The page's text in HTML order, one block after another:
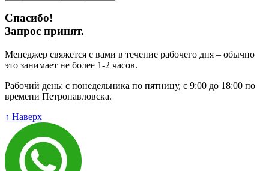
Спасибо!
Запрос принят.
Менеджер свяжется с вами в течение рабочего дня – обычно
это занимает не более 1-2 часов.
Рабочий день: с понедельника по пятницу, с 9:00 до 18:00 по
времени Петропавловска.
↑ Наверх